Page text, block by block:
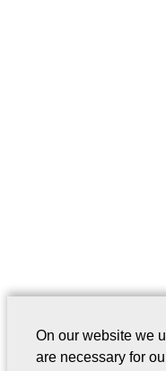
On our website we
are necessary for